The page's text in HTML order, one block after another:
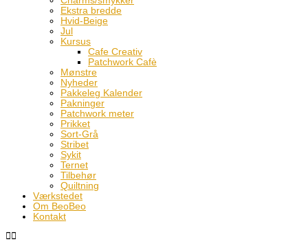
Ekstra bredde
Hvid-Beige
Jul
Kursus
Cafe Creativ
Patchwork Cafè
Mønstre
Nyheder
Pakkeleg Kalender
Pakninger
Patchwork meter
Prikket
Sort-Grå
Stribet
Sykit
Ternet
Tilbehør
Quiltning
Værkstedet
Om BeoBeo
Kontakt